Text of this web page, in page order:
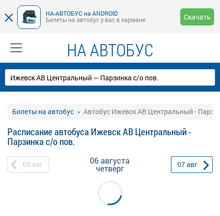
НА-АВТОБУС на ANDROID
Билеты на автобус у вас в кармане
Скачать
НА АВТОБУС
Билеты на автобус Автобус Ижевск АВ Центральный -
Расписание автобуса Ижевск АВ Центральный -
Парзинка с/о пов.
05 авг 06 августа
четверг 07авг